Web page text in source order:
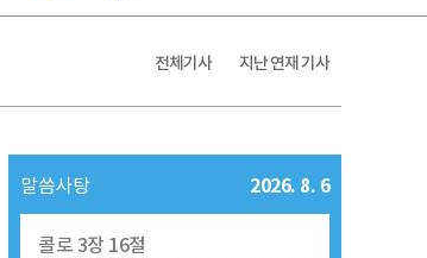
전체기사 지난 연재 기사
말씀사탕 2026. 8. 6
콜로 3장 16절